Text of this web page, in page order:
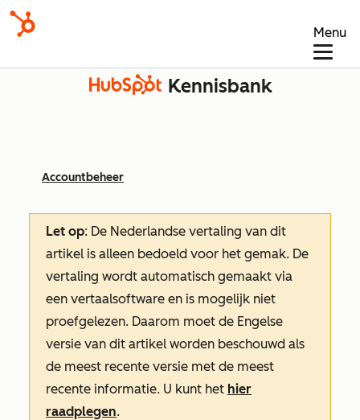
Menu
Kennisbank
Accountbeheer
Let op: De Nederlandse vertaling van dit
artikel is alleen bedoeld voor het gemak. De
vertaling wordt automatisch gemaakt via
een vertaalsoftware en is mogelijk niet
proefgelezen. Daarom moet de Engelse
versie van dit artikel worden beschouwd als
de meest recente versie met de meest
recente informatie. U kunt het hier
raadplegen.